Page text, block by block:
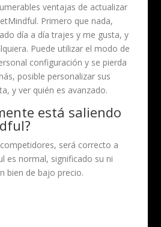
ventajas de actualizar
Primero que nada,
día a día trajes y me gusta, y
Puede utilizar el modo de
configuración y se pierda
posible personalizar sus
y ver quién es avanzado.
está saliendo
será correcto a
es normal, significado su ni
bien de bajo precio.